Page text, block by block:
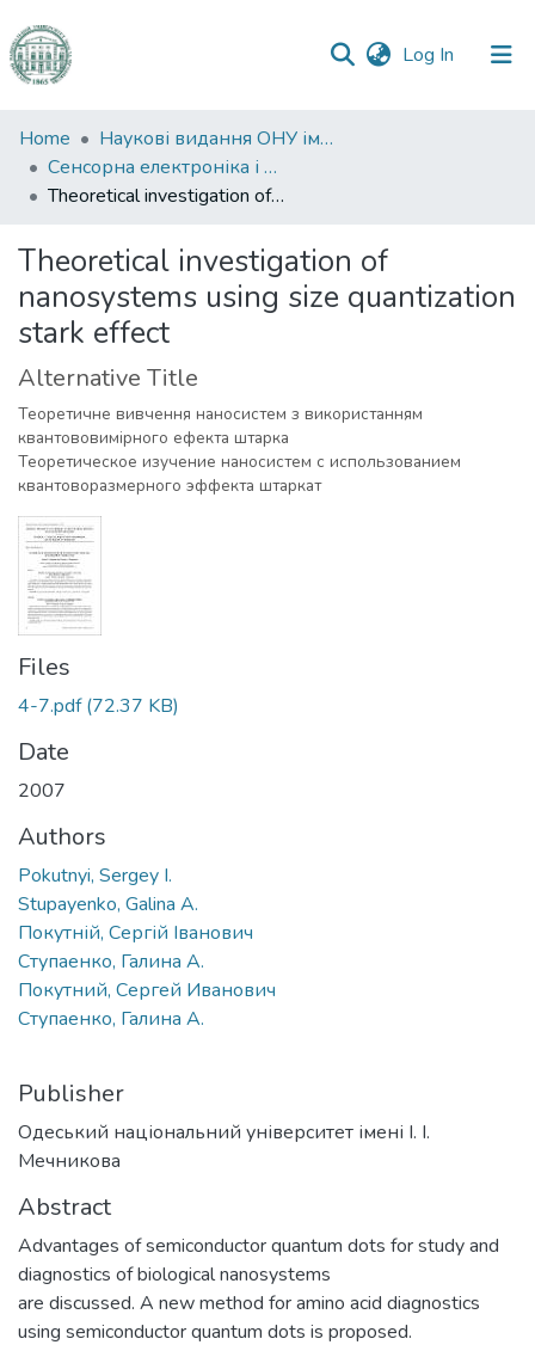
Log In (current)
Communities
&
Collections
Statistics
Home
Наукові видання ОНУ імені І. І. Мечникова
Сенсорна електроніка і мікросистемні технології
Theoretical investigation of nanosystems using size quantization stark effect
Theoretical investigation of
nanosystems using size quantization
stark effect
Alternative Title
Теоретичне вивчення наносистем з використанням
квантововимірного ефекта штарка
Теоретическое изучение наносистем с использованием
квантоворазмерного эффекта штаркат
Files
4-7.pdf(72.37 KB)
Date
2007
Authors
Pokutnyi, Sergey I.
Stupayenko, Galina A.
Покутній, Сергій Іванович
Ступаенко, Галина А.
Покутний, Сергей Иванович
Ступаенко, Галина А.
Publisher
Одеський національний університет імені І. І.
Мечникова
Abstract
Advantages of semiconductor quantum dots for study and
diagnostics of biological nanosystems
are discussed. A new method for amino acid diagnostics
using semiconductor quantum dots is proposed.